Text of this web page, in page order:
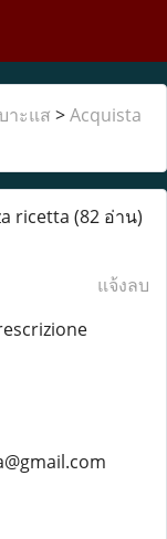
าะแส >Acquista
ricetta (82 อ่าน)
แจ้งลบ